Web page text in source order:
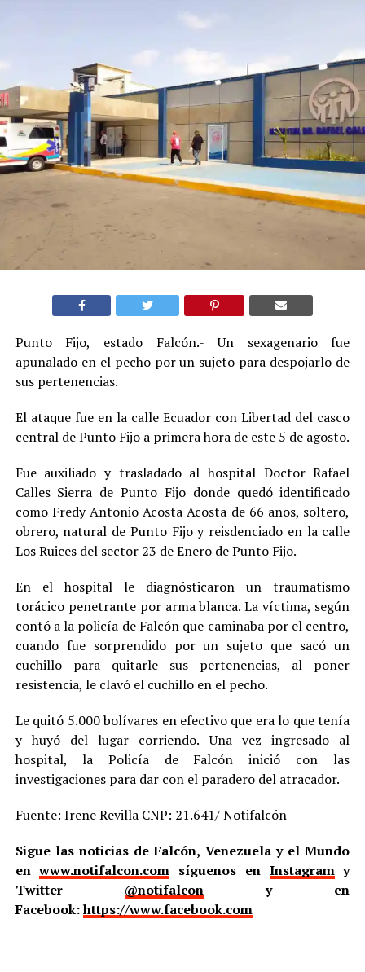
Punto Fijo, estado Falcón.- Un sexagenario fue
apuñalado en el pecho por un sujeto para despojarlo de
sus pertenencias.
El ataque fue en la calle Ecuador con Libertad del casco
central de Punto Fijo a primera hora de este 5 de agosto.
Fue auxiliado y trasladado al hospital Doctor Rafael
Calles Sierra de Punto Fijo donde quedó identificado
como Fredy Antonio Acosta Acosta de 66 años, soltero,
obrero, natural de Punto Fijo y reisdenciado en la calle
Los Ruices del sector 23 de Enero de Punto Fijo.
En el hospital le diagnósticaron un traumatismo
torácico penetrante por arma blanca. La víctima, según
contó a la policía de Falcón que caminaba por el centro,
cuando fue sorprendido por un sujeto que sacó un
cuchillo para quitarle sus pertenencias, al poner
resistencia, le clavó el cuchillo en el pecho.
Le quitó 5.000 bolívares en efectivo que era lo que tenía
y huyó del lugar corriendo. Una vez ingresado al
hospital, la Policía de Falcón inició con las
investigaciones para dar con el paradero del atracador.
Fuente: Irene Revilla CNP: 21.641/ Notifalcón
Sigue las noticias de Falcón, Venezuela y el Mundo
enwww.notifalcon.com síguenos en Instagramy
Twitter @notifalcony en
Facebook:https://www.facebook.com